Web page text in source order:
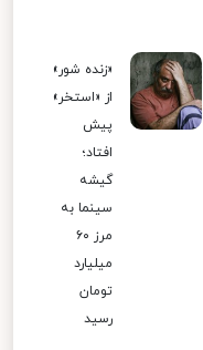
«زنده شور»
از «استخر»
پیش
افتاد؛
گیشه
سینما به
مرز ۶۰
میلیارد
تومان
رسید